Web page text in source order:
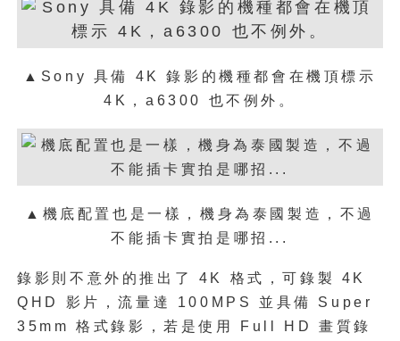
▲Sony 具備 4K 錄影的機種都會在機頂標示
4K，a6300 也不例外。
▲機底配置也是一樣，機身為泰國製造，不過
不能插卡實拍是哪招...
錄影則不意外的推出了 4K 格式，可錄製 4K
QHD 影片，流量達 100MPS 並具備 Super
35mm 格式錄影，若是使用 Full HD 畫質錄